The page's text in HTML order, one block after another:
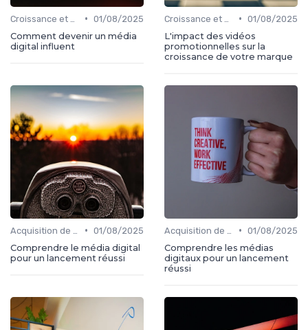
• 01/08/2025
Comment devenir un média
digital influent
• 01/08/2025
L'impact des vidéos
promotionnelles sur la
croissance de votre marque
• 01/08/2025
Comprendre le média digital
pour un lancement réussi
• 01/08/2025
Comprendre les médias
digitaux pour un lancement
réussi